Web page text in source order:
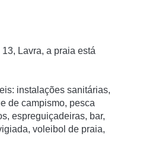
Lavra, a praia está
instalações sanitárias,
de campismo, pesca
espreguiçadeiras, bar,
voleibol de praia,